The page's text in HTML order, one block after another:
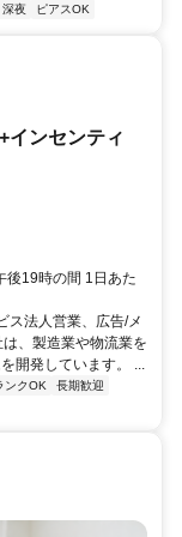
深夜 ピアスOK
インセンティ
後19時の間 1日あた
ス法人営業、広告/メ
、製造業や物流業を
開発しています。 ...
ンクOK
長期歓迎